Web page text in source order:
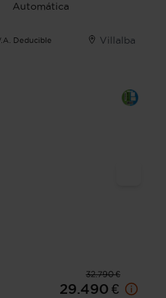
Automática
Deducible Villalba
32.790 €
29.490 €